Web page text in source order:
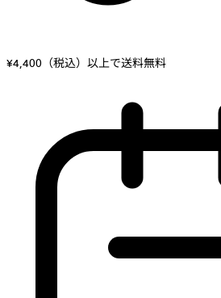
¥4,400（税込）以上で送料無料